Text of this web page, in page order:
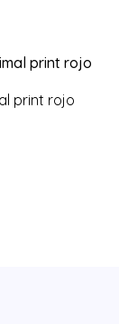
print rojo